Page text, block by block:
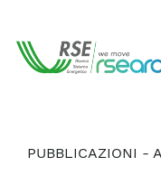
PUBBLICAZIONI -